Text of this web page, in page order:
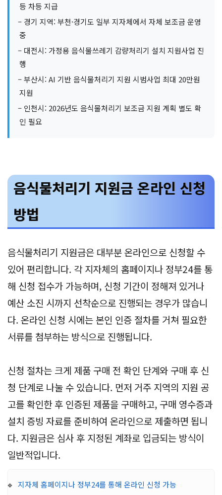
등 차등 지급
– 경기 지역: 부천·경기도 일부 지자체에서 자체 보조금 운영
중
– 대전시: 가정용 음식물쓰레기 감량처리기 설치 지원사업 진
행
– 부산시: AI 기반 음식물처리기 지원 시범사업 최대 20만원
지원
– 인천시: 2026년도 음식물처리기 보조금 지원 계획 별도 확
인 필요
음식물처리기 지원금 온라인 신청
방법
음식물처리기 지원금은 대부분 온라인으로 신청할 수
있어 편리합니다. 각 지자체의 홈페이지나 정부24를 통
해 신청 접수가 가능하며, 신청 기간이 정해져 있거나
예산 소진 시까지 선착순으로 진행되는 경우가 많습니
다. 온라인 신청 시에는 본인 인증 절차를 거쳐 필요한
서류를 첨부하는 방식으로 진행됩니다.
신청 절차는 크게 제품 구매 전 확인 단계와 구매 후 신
청 단계로 나눌 수 있습니다. 먼저 거주 지역의 지원 공
고를 확인한 후 인증된 제품을 구매하고, 구매 영수증과
설치 증빙 자료를 준비하여 온라인으로 제출하면 됩니
다. 지원금은 심사 후 지정된 계좌로 입금되는 방식이
일반적입니다.
🔹 지자체 홈페이지나 정부24를 통해 온라인 신청 가능